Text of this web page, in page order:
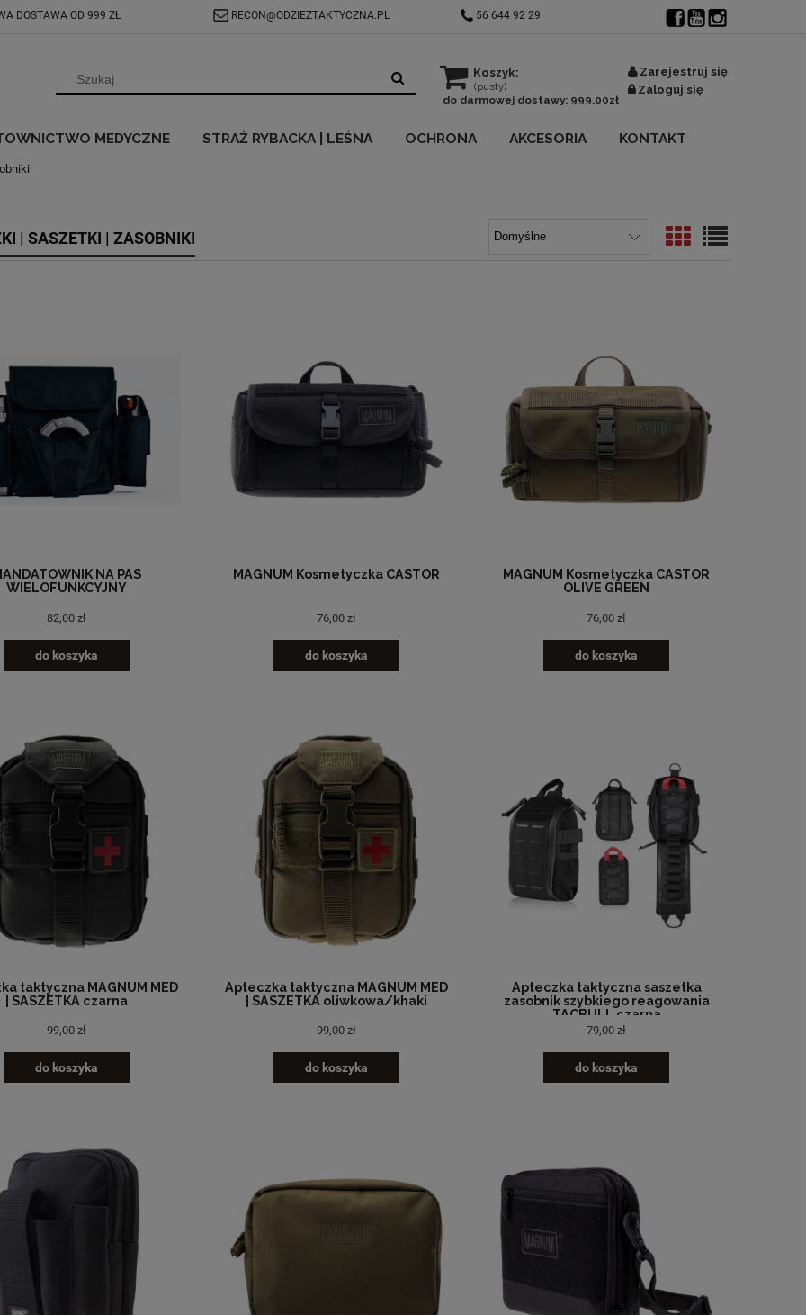
Zarejestruj się
Zaloguj się
Koszyk:
(pusty)
do darmowej dostawy: 999.00zł
MEDYCZNE STRAŻ RYBACKA | LEŚNA OCHRONA AKCESORIA KONTAKT
DOSTAWA OD 999 ZŁ 56 644 92 29
RECON@ODZIEZTAKTYCZNA.PL
| SASZETKI | ZASOBNIKI
NA PAS
WIELOFUNKCYJNY
82,00 zł
do koszyka
MAGNUM Kosmetyczka CASTOR
76,00 zł
do koszyka
MAGNUM Kosmetyczka CASTOR
OLIVE GREEN
76,00 zł
do koszyka
taktyczna MAGNUM MED
| SASZETKA czarna
99,00 zł
do koszyka
Apteczka taktyczna MAGNUM MED
| SASZETKA oliwkowa/khaki
99,00 zł
do koszyka
Apteczka taktyczna saszetka
zasobnik szybkiego reagowania
TACBULL czarna
79,00 zł
do koszyka